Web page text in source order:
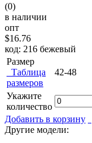
(0)
в наличии
опт
$16.76
код: 216 бежевый
Размер
Таблица
размеров
42-48
Укажите
количество
Добавить в корзину
Другие модели: